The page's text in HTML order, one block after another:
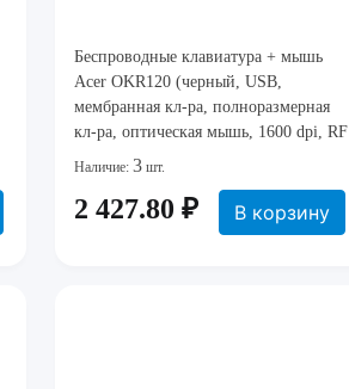
Беспроводные клавиатура + мышь
Acer OKR120 (черный, USB,
мембранная кл-ра, полноразмерная
кл-ра, оптическая мышь, 1600 dpi, RF
2.4GHz, 1xAA+1xAA) [
Наличие: 3шт.
2 427.80 ₽ В корзину